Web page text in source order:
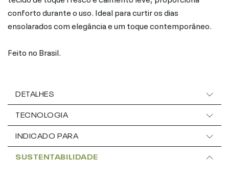
conforto durante o uso. Ideal para curtir os dias
ensolarados com elegância e um toque contemporâneo.
Feito no Brasil.
DETALHES
TECNOLOGIA
INDICADO PARA
SUSTENTABILIDADE